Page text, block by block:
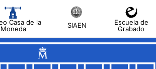
Casa de la
Moneda
SIAEN
Escuela de
Grabado